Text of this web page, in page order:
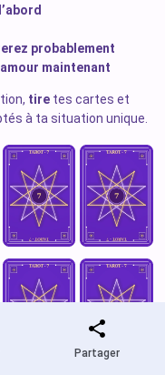
Partager
probablement
maintenant
tire tes cartes et
à ta situation unique.